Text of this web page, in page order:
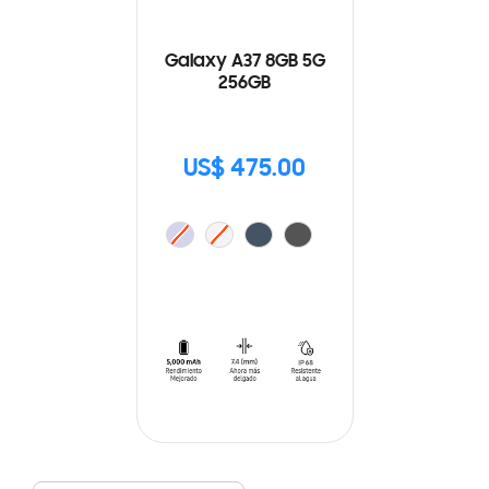
Galaxy A37 8GB 5G
256GB
US$ 475.00